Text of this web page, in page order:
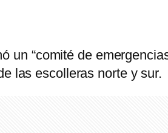
un “comité de
las escolleras norte y sur.